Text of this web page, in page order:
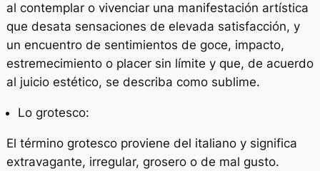
al contemplar o vivenciar una manifestación artística
que desata sensaciones de elevada satisfacción, y
un encuentro de sentimientos de goce, impacto,
estremecimiento o placer sin límite y que, de acuerdo
al juicio estético, se describa como sublime.
Lo grotesco:
El término grotesco proviene del italiano y significa
extravagante, irregular, grosero o de mal gusto.